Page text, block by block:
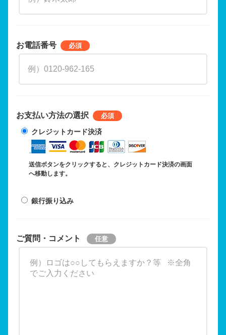
お電話番号
お支払い方法の選択
クレジットカード決済
送信ボタンをクリックすると、クレジットカード決済の画面
へ移動します。
銀行振り込み
ご質問・コメント